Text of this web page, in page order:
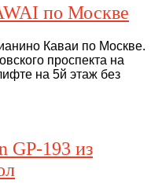
по Москве
Каваи по Москве.
проспекта на
на 5й этаж без
GP-193 из